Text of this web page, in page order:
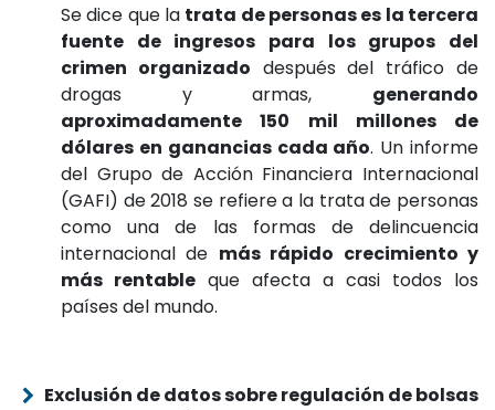
Se dice que la trata de personas es la tercera
fuente de ingresos para los grupos del
crimen organizado después del tráfico de
drogas y armas, generando
aproximadamente 150 mil millones de
dólares en ganancias cada año. Un informe
del Grupo de Acción Financiera Internacional
(GAFI) de 2018 se refiere a la trata de personas
como una de las formas de delincuencia
internacional de más rápido crecimiento y
más rentable que afecta a casi todos los
países del mundo.
Exclusión de datos sobre regulación de bolsas